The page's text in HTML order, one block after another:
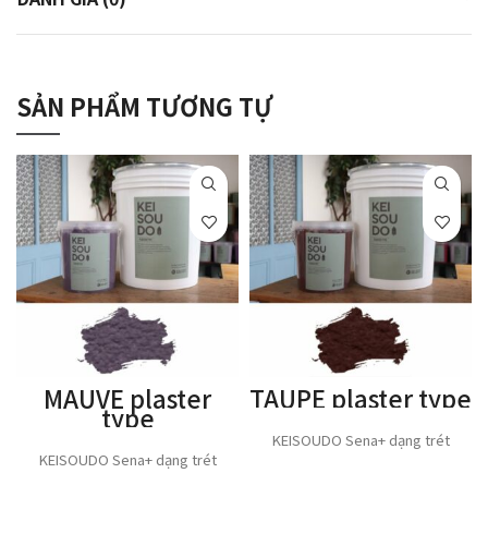
SẢN PHẨM TƯƠNG TỰ
MAUVE plaster
type
KEISOUDO Sena+ dạng trét
TAUPE plaster type
KEISOUDO Sena+ dạng trét